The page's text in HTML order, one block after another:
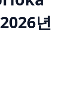
2026년